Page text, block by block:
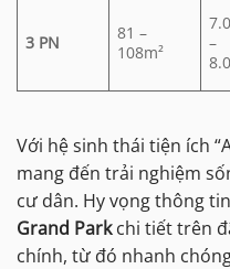
3 PN
81 –
108m²
–
Với hệ sinh thái tiện ích
mang đến trải nghiệm
cư dân. Hy vọng thông tin
Grand Parkchi tiết trên
chính, từ đó nhanh